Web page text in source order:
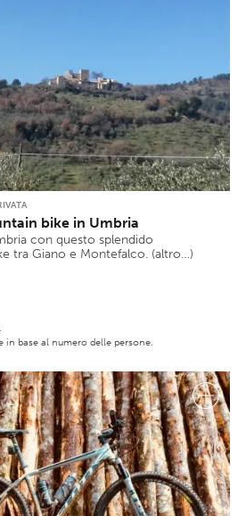
Min Max
Min Max
bike in Umbria
con questo splendido
tra Giano e Montefalco. (altro…)
in base al numero delle persone.